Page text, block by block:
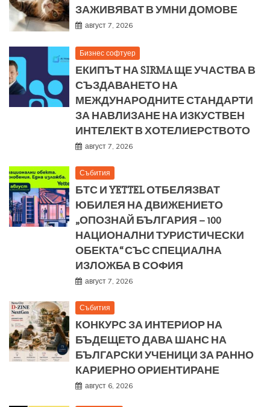
ЗАЖИВЯВАТ В УМНИ ДОМОВЕ
август 7, 2026
Бизнес софтуер
ЕКИПЪТ НА SIRMA ЩЕ УЧАСТВА В
СЪЗДАВАНЕТО НА
МЕЖДУНАРОДНИТЕ СТАНДАРТИ
ЗА НАВЛИЗАНЕ НА ИЗКУСТВЕН
ИНТЕЛЕКТ В ХОТЕЛИЕРСТВОТО
август 7, 2026
Събития
БТС И YETTEL ОТБЕЛЯЗВАТ
ЮБИЛЕЯ НА ДВИЖЕНИЕТО
„ОПОЗНАЙ БЪЛГАРИЯ – 100
НАЦИОНАЛНИ ТУРИСТИЧЕСКИ
ОБЕКТА“ СЪС СПЕЦИАЛНА
ИЗЛОЖБА В СОФИЯ
август 7, 2026
Събития
КОНКУРС ЗА ИНТЕРИОР НА
БЪДЕЩЕТО ДАВА ШАНС НА
БЪЛГАРСКИ УЧЕНИЦИ ЗА РАННО
КАРИЕРНО ОРИЕНТИРАНЕ
август 6, 2026